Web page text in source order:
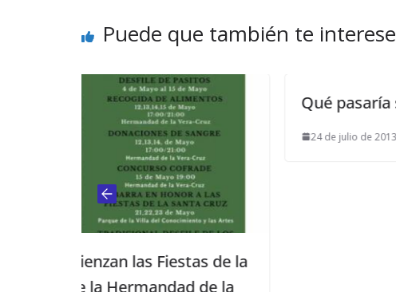
Puede que también te interese
de la
Qué pasaría sí?????
24 de julio de 2013